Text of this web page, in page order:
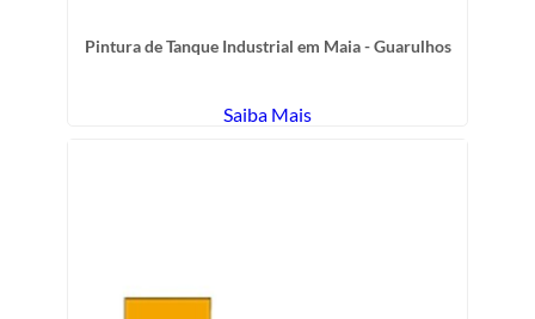
Pintura de Tanque Industrial em Maia - Guarulhos
Saiba Mais